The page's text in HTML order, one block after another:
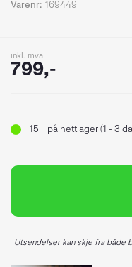
Varenr: 169449
inkl. mva
799,-
15+ på nettlager (1 - 3
Utsendelser kan skje fra både